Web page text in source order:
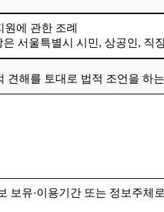
에 관한 조례
서울특별시 시민, 상공인, 직
견해를 토대로 법적 조언을 하
유·이용기간 또는 정보주체